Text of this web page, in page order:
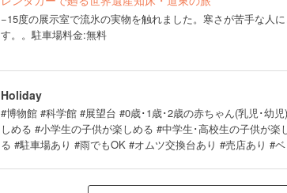
−15度の展示室で流氷の実物を触れました。寒さが苦手な人
す。。駐車場料金:無料
Holiday
#博物館 #科学館 #展望台 #0歳･1歳･2歳の赤ちゃん(乳児･幼
しめる #小学生の子供が楽しめる #中学生･高校生の子供が
る #駐車場あり #雨でもOK #オムツ交換台あり #売店あり #